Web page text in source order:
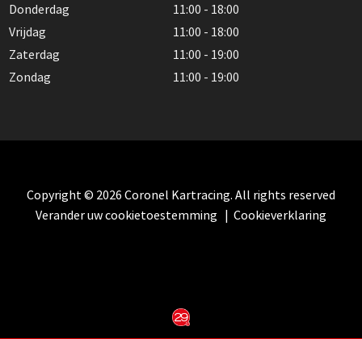
Donderdag
11:00 - 18:00
Vrijdag
11:00 - 18:00
Zaterdag
11:00 - 19:00
Zondag
11:00 - 19:00
Copyright © 2026 Coronel Kartracing. All rights reserved
Verander uw cookietoestemming | Cookieverklaring